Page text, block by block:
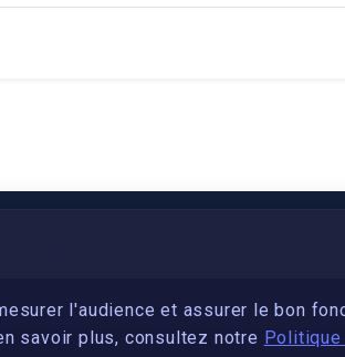
l'audience et assurer le bon
savoir plus, consultez notre
développeur avec IronSkill Academy
immobilier